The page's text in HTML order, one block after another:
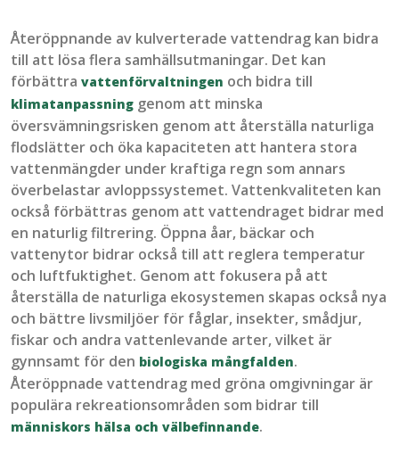
Återöppnande av kulverterade vattendrag kan bidra
till att lösa flera samhällsutmaningar. Det kan
förbättra vattenförvaltningen och bidra till
klimatanpassning genom att minska
översvämningsrisken genom att återställa naturliga
flodslätter och öka kapaciteten att hantera stora
vattenmängder under kraftiga regn som annars
överbelastar avloppssystemet. Vattenkvaliteten kan
också förbättras genom att vattendraget bidrar med
en naturlig filtrering. Öppna åar, bäckar och
vattenytor bidrar också till att reglera temperatur
och luftfuktighet. Genom att fokusera på att
återställa de naturliga ekosystemen skapas också nya
och bättre livsmiljöer för fåglar, insekter, smådjur,
fiskar och andra vattenlevande arter, vilket är
gynnsamt för den biologiska mångfalden.
Återöppnade vattendrag med gröna omgivningar är
populära rekreationsområden som bidrar till
människors hälsa och välbefinnande.